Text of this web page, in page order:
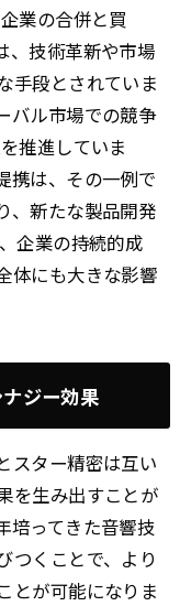
業の合併と買
、技術革新や市場
手段とされていま
バル市場での競争
推進していま
携は、その一例で
、新たな製品開発
企業の持続的成
体にも大きな影響
ジー効果
スター精密は互い
を生み出すことが
培ってきた音響技
つくことで、より
とが可能になりま